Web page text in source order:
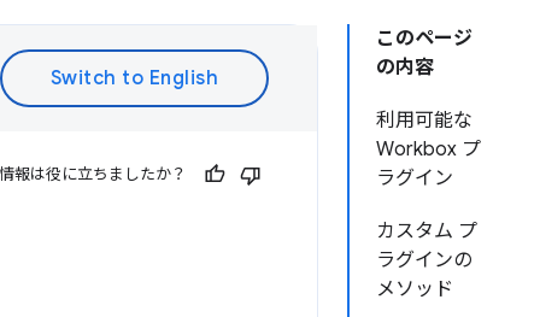
このページ
の内容
利用可能な
Workbox プ
ラグイン
カスタム プ
ラグインの
メソッド
報は役に立ちましたか？